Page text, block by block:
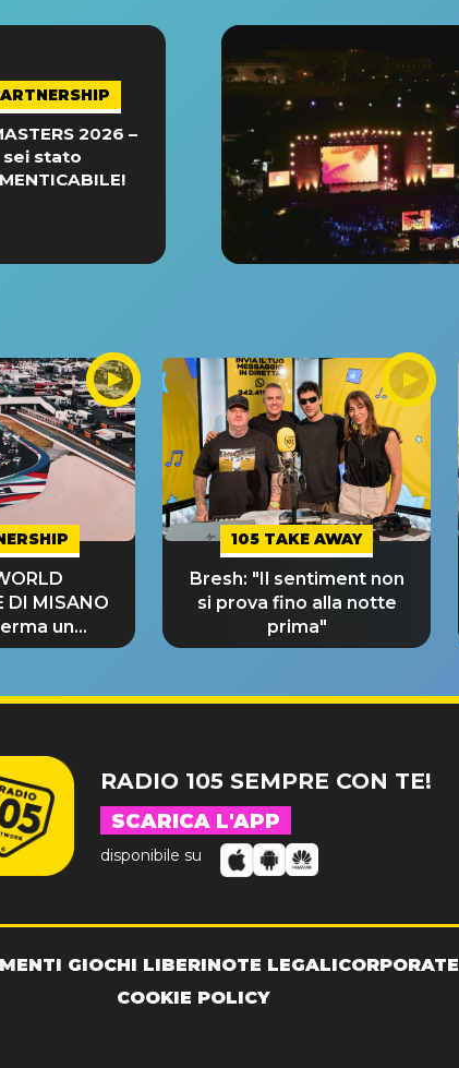
2026 –
sei stato
DI MISANO
un
105 TAKE AWAY
Bresh: "Il sentiment non
si prova fino alla notte
prima"
RADIO 105 SEMPRE CON TE!
SCARICA L'APP
disponibile su
GIOCHI LIBERINOTE LEGALICORPORATE
COOKIE POLICY